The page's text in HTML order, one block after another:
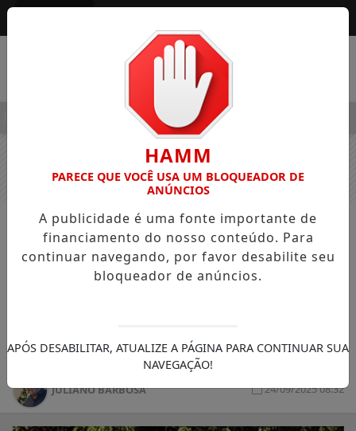
OSVALDO PEDRO DOS SANTOS, O “NEGUINHO DA
NOTÍCIAS GERAL
Acidente de trânsito em Ivaiporã
Colisão entre Fiat Strada e Toyota Corolla
motoristas, sem indícios de embriaguez.
JULIANO BARBOSA 24/09/2025 08:32
HAMM
PARECE QUE VOCÊ USA UM BLOQUEADOR DE
ANÚNCIOS
A publicidade é uma fonte importante de
financiamento do nosso conteúdo. Para
continuar navegando, por favor desabilite seu
bloqueador de anúncios.
APÓS DESABILITAR, ATUALIZE A PÁGINA PARA CONTINUAR SUA
NAVEGAÇÃO!